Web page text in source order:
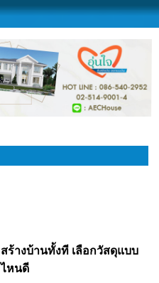
สร้างบ้านทั้งที เลือกวัสดุแบบ
ไหนดี